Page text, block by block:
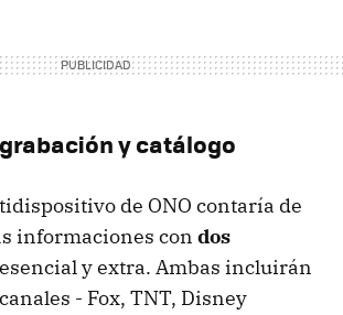
y catálogo
de ONO contaría de
informaciones con dos
y extra. Ambas incluirán
- Fox, TNT, Disney